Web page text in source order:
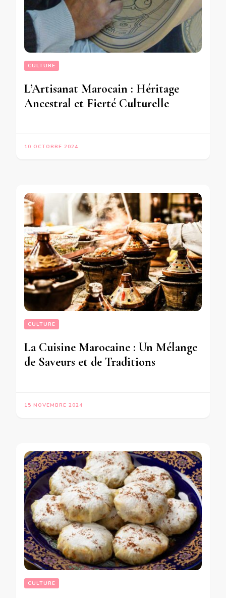
CULTURE
L’Artisanat Marocain : Héritage
Ancestral et Fierté Culturelle
10 OCTOBRE 2024
CULTURE
La Cuisine Marocaine : Un Mélange
de Saveurs et de Traditions
15 NOVEMBRE 2024
CULTURE